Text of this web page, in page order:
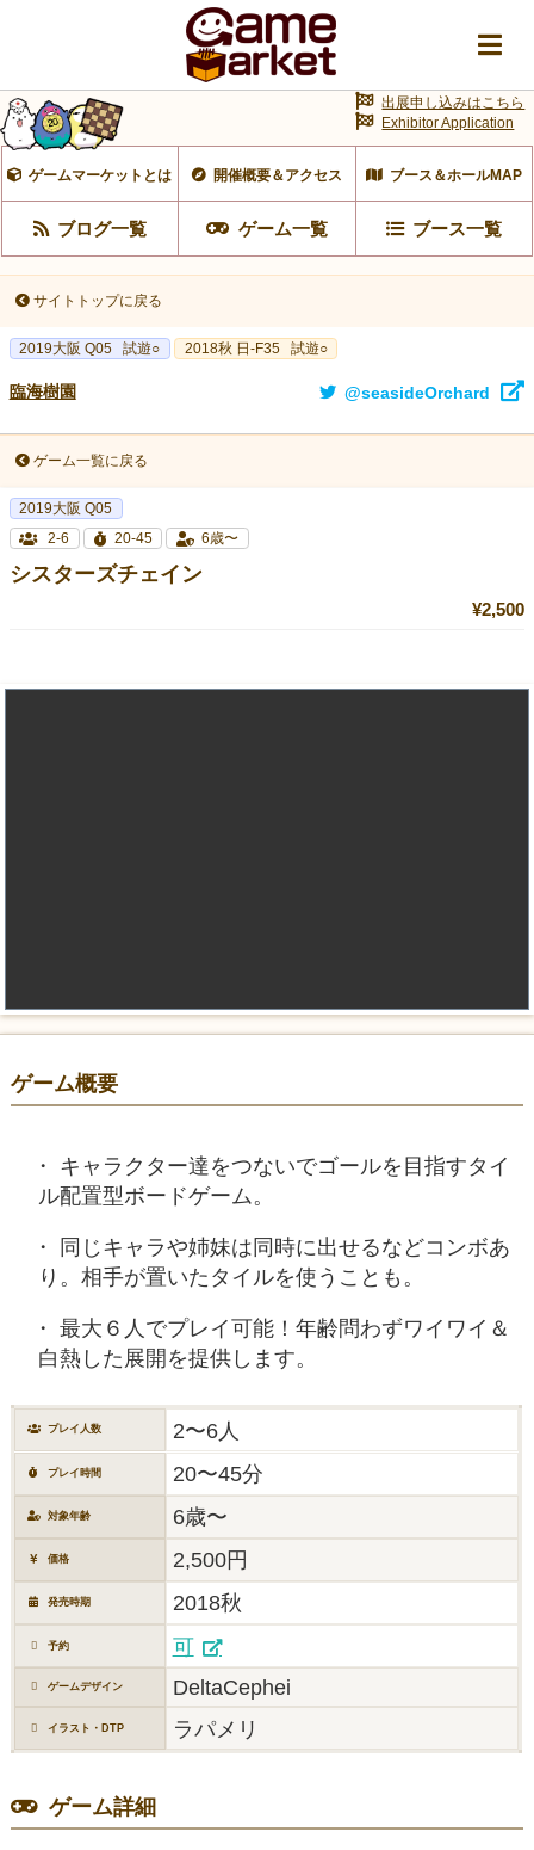
ゲームマーケットとは 開催概要＆アクセス ブース＆ホールMAP
ブログ一覧 ゲーム一覧 ブース一覧
出展申し込みはこちら
Exhibitor Application
サイトトップに戻る
2019大阪 Q05 試遊○ 2018秋 日-F35 試遊○
臨海樹園 @seasideOrchard
ゲーム一覧に戻る
2019大阪 Q05
2-6
20-45 6歳〜
シスターズチェイン
¥2,500
ゲーム概要
キャラクター達をつないでゴールを目指すタイ
ル配置型ボードゲーム。
同じキャラや姉妹は同時に出せるなどコンボあ
り。相手が置いたタイルを使うことも。
最大６人でプレイ可能！年齢問わずワイワイ＆
白熱した展開を提供します。
プレイ人数 2〜6人
プレイ時間 20〜45分
対象年齢 6歳〜
価格 2,500円
発売時期 2018秋
予約 可
ゲームデザイン DeltaCephei
イラスト・DTP ラパメリ
ゲーム詳細